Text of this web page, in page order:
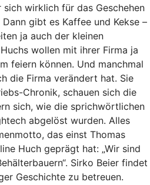
sich wirklich für das Geschehen
gibt es Kaffee und Kekse –
ja auch der kleinen
wollen mit ihrer Firma ja
feiern können. Und manchmal
die Firma verändert hat. Sie
Chronik, schauen sich die
sich, wie die sprichwörtlichen
abgelöst wurden. Alles
das einst Thomas
Huch geprägt hat: „Wir sind
Sirko Beier findet
Geschichte zu betreuen.